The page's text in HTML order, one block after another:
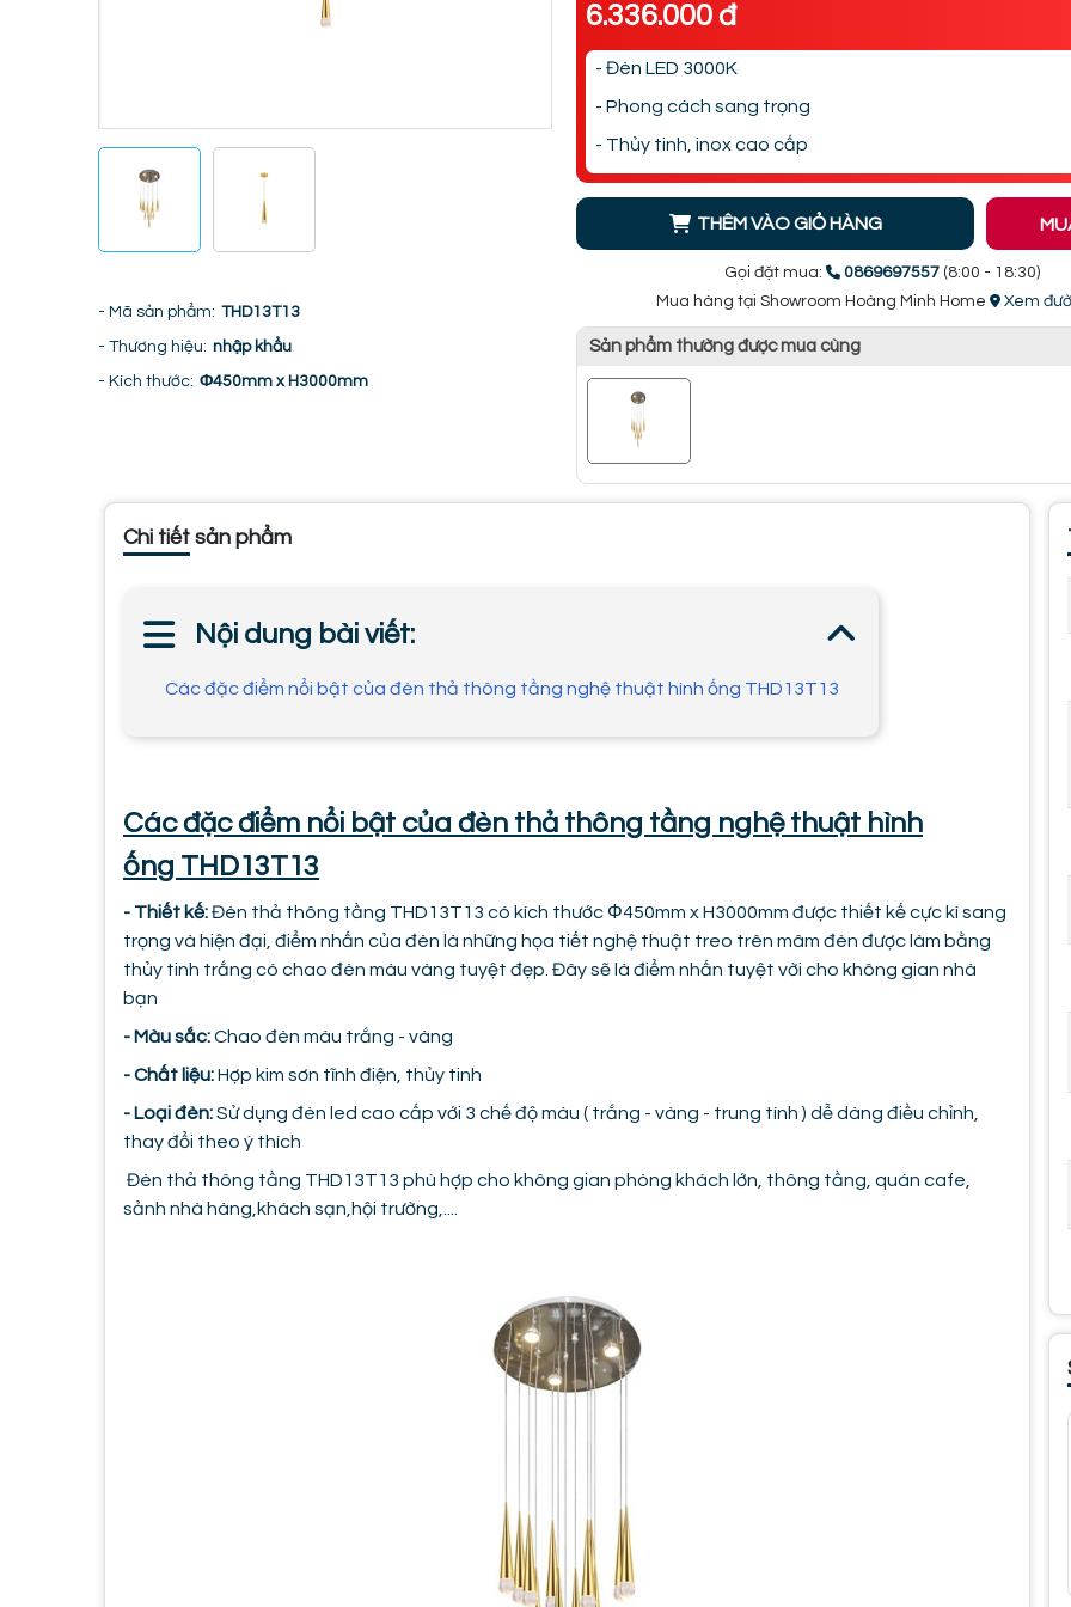
- Mã sản phẩm: THD13T13
- Thương hiệu: nhập khẩu
- Kích thước: Φ450mm x H3000mm
6.336.000 đ
- Đèn LED 3000K
- Phong cách sang trọng
- Thủy tinh, inox cao cấp
THÊM VÀO GIỎ HÀNG
Gọi đặt mua: 0869697557 (8:00 - 18:30)
Mua hàng tại Showroom Hoàng Minh Home
Xem
Sản phẩm thường được mua cùng
Chi tiết sản phẩm
Nội dung bài viết:
Các đặc điểm nổi bật của đèn thả thông tầng nghệ thuật hình ống THD13T13
Các đặc điểm nổi bật của đèn thả thông tầng nghệ thuật hình
ống THD13T13
- Thiết kế:Đèn thả thông tầng THD13T13 có kích thước Φ450mm x H3000mm được thiết kế cực kì sang
trọng và hiện đại, điểm nhấn của đèn là những họa tiết nghệ thuật treo trên mâm đèn được làm bằng
thủy tinh trắng có chao đèn màu vàng tuyệt đẹp. Đây sẽ là điểm nhấn tuyệt vời cho không gian nhà
bạn
- Màu sắc:Chao đèn màu trắng - vàng
- Chất liệu:Hợp kim sơn tĩnh điện, thủy tinh
- Loại đèn:Sử dụng đèn led cao cấp với 3 chế độ màu ( trắng - vàng - trung tính ) dễ dàng điều chỉnh,
thay đổi theo ý thích
Đèn thả thông tầng THD13T13 phù hợp cho không gian phòng khách lớn, thông tầng, quán cafe,
sảnh nhà hàng,khách sạn,hội trường,....